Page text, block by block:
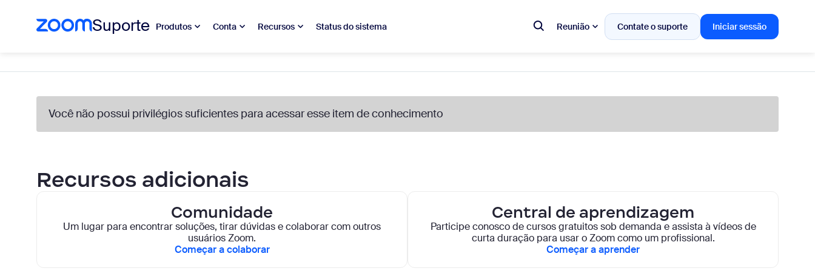
to
Suporte Produtos Conta Recursos Status do sistema Reunião Contate o suporte Iniciar sessão
conhecimento
Você não possui privilégios suficientes para acessar esse item de conhecimento
Recursos adicionais
Comunidade
Um lugar para encontrar soluções, tirar dúvidas e colaborar com outros
usuários Zoom.
Começar a colaborar
Central de aprendizagem
Participe conosco de cursos gratuitos sob demanda e assista à vídeos de
curta duração para usar o Zoom como um profissional.
Começar a aprender